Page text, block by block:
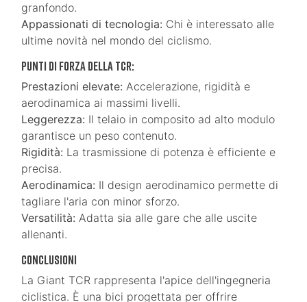
granfondo.
Appassionati di tecnologia: Chi è interessato alle
ultime novità nel mondo del ciclismo.
Punti di Forza della TCR:
Prestazioni elevate: Accelerazione, rigidità e
aerodinamica ai massimi livelli.
Leggerezza: Il telaio in composito ad alto modulo
garantisce un peso contenuto.
Rigidità: La trasmissione di potenza è efficiente e
precisa.
Aerodinamica: Il design aerodinamico permette di
tagliare l'aria con minor sforzo.
Versatilità: Adatta sia alle gare che alle uscite
allenanti.
Conclusioni
La Giant TCR rappresenta l'apice dell'ingegneria
ciclistica. È una bici progettata per offrire